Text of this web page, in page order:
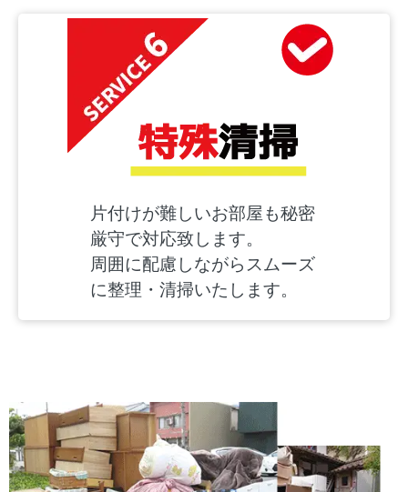
片付けが難しいお部屋も秘密
厳守で対応致します。
周囲に配慮しながらスムーズ
に整理・清掃いたします。